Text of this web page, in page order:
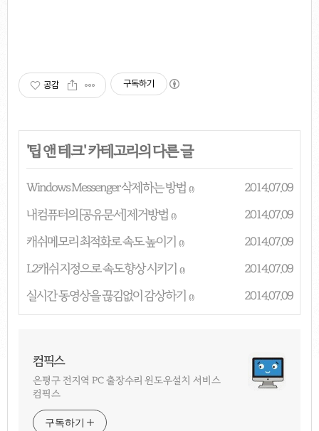
공감 구독하기
'팁 앤 테크' 카테고리의 다른 글
Windows Messenger 삭제하는 방법 (0)
2014.07.09
내컴퓨터의 [공유문서] 제거방법 (0)
2014.07.09
캐쉬메모리 최적화로 속도 높이기 (0)
2014.07.09
L2캐쉬 지정으로 속도향상 시키기 (0)
2014.07.09
실시간 동영상을 끊김없이 감상하기 (0) 2014.07.09
컴픽스
은평구 전지역 PC 출장수리 윈도우설치 서비스
컴픽스
구독하기